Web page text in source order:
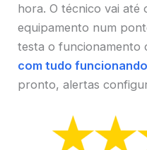
hora. O técnico vai até
equipamento num
testa o funcionamento
com tudo funcionando
pronto, alertas